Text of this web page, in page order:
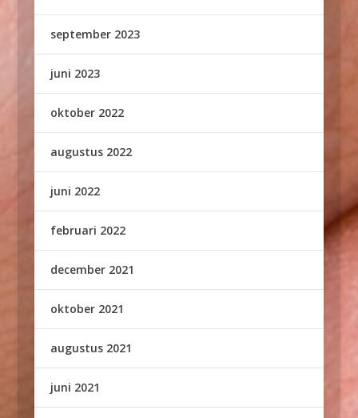
september 2023
juni 2023
oktober 2022
augustus 2022
juni 2022
februari 2022
december 2021
oktober 2021
augustus 2021
juni 2021